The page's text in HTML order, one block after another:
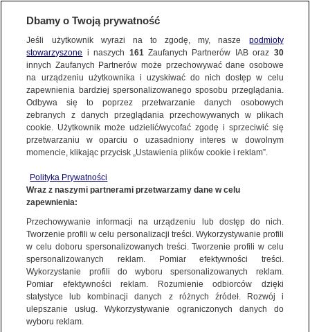
Oops!
Something went wrong. Please try
refreshing the app
Dbamy o Twoją prywatność
Jeśli użytkownik wyrazi na to zgodę, my, nasze podmioty
stowarzyszone i naszych 161Zaufanych Partnerów IAB oraz 30
innych Zaufanych Partnerów może przechowywać dane osobowe
na urządzeniu użytkownika i uzyskiwać do nich dostęp w celu
zapewnienia bardziej spersonalizowanego sposobu przeglądania.
Odbywa się to poprzez przetwarzanie danych osobowych
zebranych z danych przeglądania przechowywanych w plikach
cookie. Użytkownik może udzielić/wycofać zgodę i sprzeciwić się
przetwarzaniu w oparciu o uzasadniony interes w dowolnym
momencie, klikając przycisk „Ustawienia plików cookie i reklam”.
Polityka Prywatności
Wraz z naszymi partnerami przetwarzamy dane w celu
zapewnienia:
Przechowywanie informacji na urządzeniu lub dostęp do nich.
Tworzenie profili w celu personalizacji treści. Wykorzystywanie profili
w celu doboru spersonalizowanych treści. Tworzenie profili w celu
spersonalizowanych reklam. Pomiar efektywności treści.
Wykorzystanie profili do wyboru spersonalizowanych reklam.
Pomiar efektywności reklam. Rozumienie odbiorców dzięki
statystyce lub kombinacji danych z różnych źródeł. Rozwój i
ulepszanie usług. Wykorzystywanie ograniczonych danych do
wyboru reklam.